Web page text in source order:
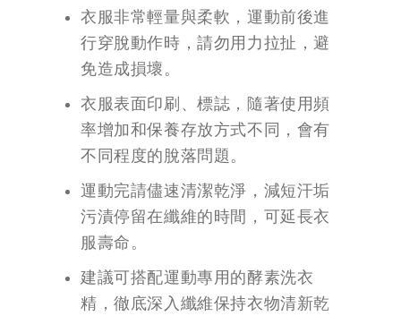
衣服非常輕量與柔軟，運動前後進
行穿脫動作時，請勿用力拉扯，避
免造成損壞。
衣服表面印刷、標誌，隨著使用頻
率增加和保養存放方式不同，會有
不同程度的脫落問題。
運動完請儘速清潔乾淨，減短汗垢
污漬停留在纖維的時間，可延長衣
服壽命。
建議可搭配運動專用的酵素洗衣
精，徹底深入纖維保持衣物清新乾